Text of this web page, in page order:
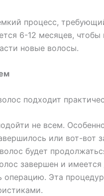
процесс,
6-12 месяцев,
новые волосы.
подходит
не всем.
или вот-вот
будет
завершен и имеется
Эта